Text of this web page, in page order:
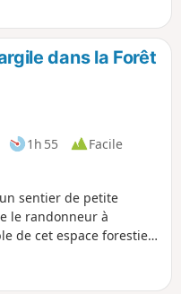
dans la Forêt
1h 55
Facile
un sentier de petite
le randonneur à
de cet espace forestier
climatique